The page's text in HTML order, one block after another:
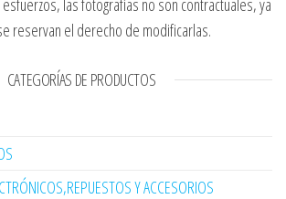
las fotografías no son contractuales, ya
reservan el derecho de modificarlas.
CATEGORÍAS DE PRODUCTOS
Y ACCESORIOS